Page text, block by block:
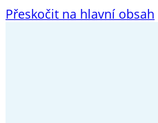
Přeskočit na hlavní obsah